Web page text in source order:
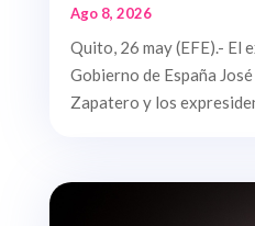
Ago 8, 2026
Quito, 26 may (EFE).- El
Gobierno de España
Zapatero y los